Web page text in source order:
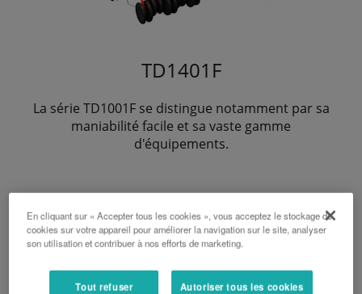
TD1401F
La série TD1001F se distingue notamment par sa
maniabilité facile et sa vaste gamme
d'équipements.
En cliquant sur « Accepter tous les cookies », vous acceptez le stockage de
cookies sur votre appareil pour améliorer la navigation sur le site, analyser
son utilisation et contribuer à nos efforts de marketing.
Tout refuser Autoriser tous les cookies